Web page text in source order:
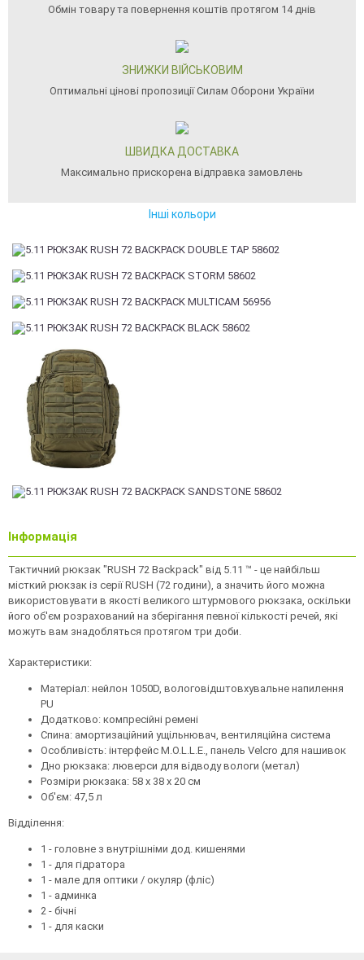
Обмін товару та повернення коштів протягом 14 днів
ЗНИЖКИ ВІЙСЬКОВИМ
Оптимальні цінові пропозиції Силам Оборони України
ШВИДКА ДОСТАВКА
Максимально прискорена відправка замовлень
Інші кольори
Інформація
Тактичний рюкзак "RUSH 72 Backpack" від 5.11 ™ - це найбільш
місткий рюкзак із серії RUSH (72 години), а значить його можна
використовувати в якості великого штурмового рюкзака, оскільки
його об'єм розрахований на зберігання певної кількості речей, які
можуть вам знадобляться протягом три доби.
Характеристики:
Матеріал: нейлон 1050D, вологовідштовхувальне напилення
PU
Додатково: компресійні ремені
Спина: амортизаційний ущільнювач, вентиляційна система
Особливість: інтерфейс M.O.L.L.E., панель Velcro для нашивок
Дно рюкзака: люверси для відводу вологи (метал)
Розміри рюкзака: 58 х 38 х 20 см
Об'єм: 47,5 л
Відділення:
1 - головне з внутрішніми дод. кишенями
1 - для гідратора
1 - мале для оптики / окуляр (фліс)
1 - админка
2 - бічні
1 - для каски